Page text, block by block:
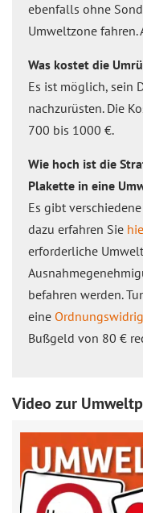
ebenfalls ohne
Umweltzone
Was kostet die
Es ist möglich, sein
nachzurüsten. Die
700 bis 1000 €.
Wie hoch ist die
Plakette in eine
Es gibt
dazu erfahren Sie
erforderliche
befahren werden.
eine
Bußgeld von 80 €
Video zur